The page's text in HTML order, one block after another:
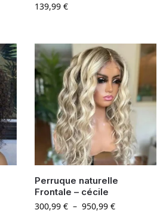
139,99 €
Perruque naturelle
Frontale – cécile
300,99 € – 950,99 €